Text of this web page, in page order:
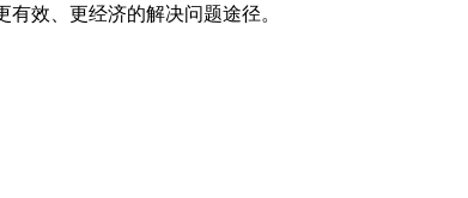
效、更经济的解决问题途径。